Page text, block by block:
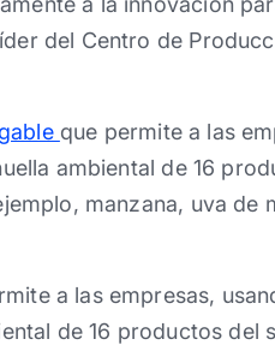
del Centro de
que permite a las
ambiental de 16
manzana, uva de
a las empresas,
de 16 productos del